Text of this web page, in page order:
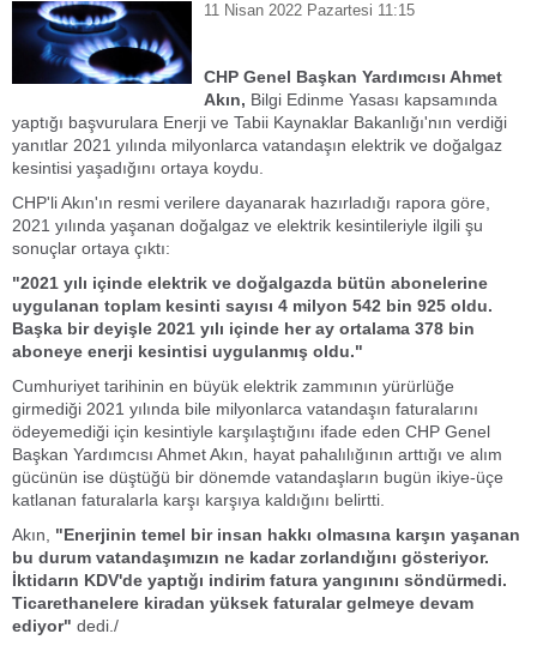
11 Nisan 2022 Pazartesi 11:15
CHP Genel Başkan Yardımcısı Ahmet
Akın, Bilgi Edinme Yasası kapsamında
yaptığı başvurulara Enerji ve Tabii Kaynaklar Bakanlığı'nın verdiği
yanıtlar 2021 yılında milyonlarca vatandaşın elektrik ve doğalgaz
kesintisi yaşadığını ortaya koydu.
CHP'li Akın'ın resmi verilere dayanarak hazırladığı rapora göre,
2021 yılında yaşanan doğalgaz ve elektrik kesintileriyle ilgili şu
sonuçlar ortaya çıktı:
"2021 yılı içinde elektrik ve doğalgazda bütün abonelerine
uygulanan toplam kesinti sayısı 4 milyon 542 bin 925 oldu.
Başka bir deyişle 2021 yılı içinde her ay ortalama 378 bin
aboneye enerji kesintisi uygulanmış oldu."
Cumhuriyet tarihinin en büyük elektrik zammının yürürlüğe
girmediği 2021 yılında bile milyonlarca vatandaşın faturalarını
ödeyemediği için kesintiyle karşılaştığını ifade eden CHP Genel
Başkan Yardımcısı Ahmet Akın, hayat pahalılığının arttığı ve alım
gücünün ise düştüğü bir dönemde vatandaşların bugün ikiye-üçe
katlanan faturalarla karşı karşıya kaldığını belirtti.
Akın,
"Enerjinin temel bir insan hakkı olmasına karşın yaşanan
bu durum vatandaşımızın ne kadar zorlandığını gösteriyor.
İktidarın KDV'de yaptığı indirim fatura yangınını söndürmedi.
Ticarethanelere kiradan yüksek faturalar gelmeye devam
ediyor" dedi./